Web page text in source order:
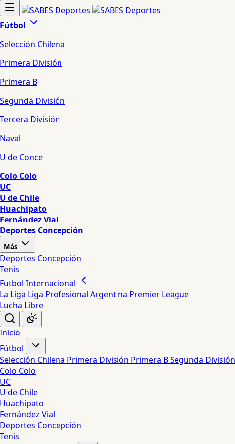
Fútbol
Selección Chilena
Primera División
Primera B
Segunda División
Tercera División
Naval
U de Conce
Colo Colo
UC
U de Chile
Huachipato
Fernández Vial
Deportes Concepción
Más
Deportes Concepción
Tenis
Futbol Internacional
La Liga Liga Profesional Argentina Premier League
Lucha Libre
Inicio
Fútbol
Selección Chilena Primera División Primera BSegunda División
Colo Colo
UC
U de Chile
Huachipato
Fernández Vial
Deportes Concepción
Tenis